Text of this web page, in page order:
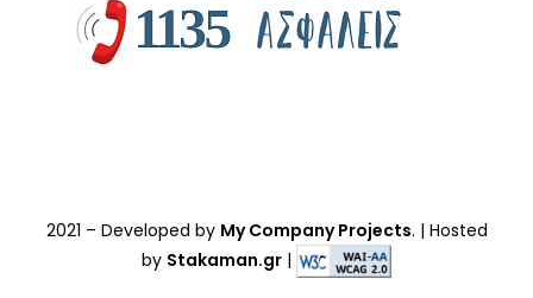
2021 – Developed by My Company Projects. | Hosted
by Stakaman.gr |